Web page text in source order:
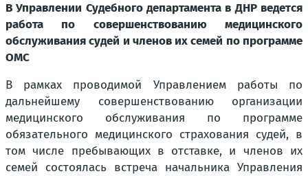
В Управлении Судебного департамента в ДНР ведется
работа по совершенствованию медицинского
обслуживания судей и членов их семей по программе
ОМС
В рамках проводимой Управлением работы по
дальнейшему совершенствованию организации
медицинского обслуживания по программе
обязательного медицинского страхования судей, в
том числе пребывающих в отставке, и членов их
семей состоялась встреча начальника Управления